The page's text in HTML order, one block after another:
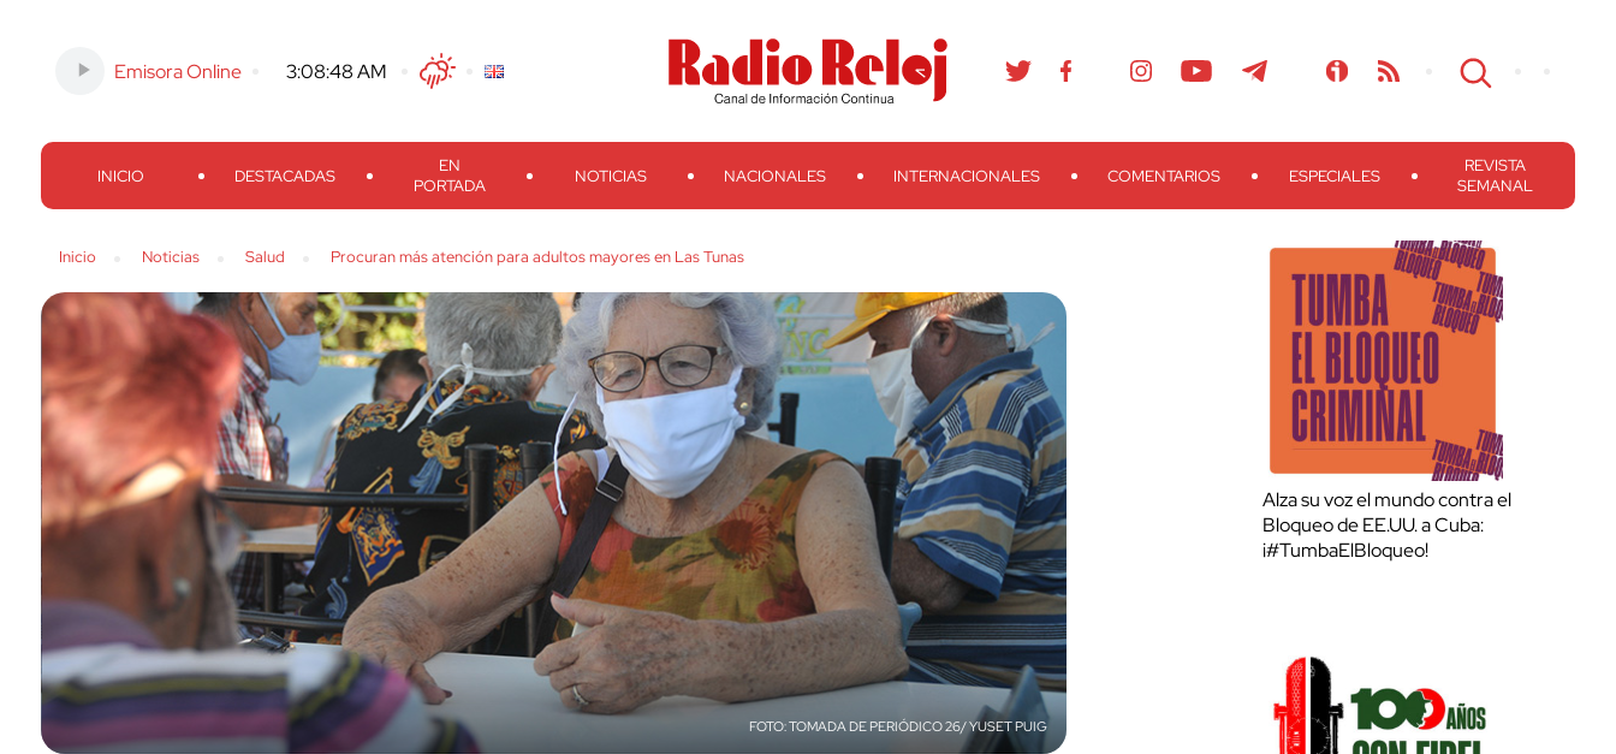
Emisora Online 3:08:49 AM TwitterFacebook
Threads
Instagram TelegramTeveo Ivoox RSS Search
INICIO DESTACADAS
EN
PORTADA
NOTICIAS NACIONALES INTERNACIONALES COMENTARIOS ESPECIALES
REVISTA
SEMANAL
Inicio Noticias Salud Procuran más atención para adultos mayores en Las Tunas
TOMADA DE PERIÓDICO 26/ YUSET PUIG
Alza su voz el mundo contra el
Bloqueo de EE.UU. a Cuba:
¡#TumbaElBloqueo!